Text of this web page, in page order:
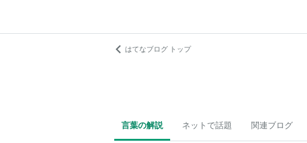
はてなブログ トップ
言葉の解説 ネットで話題 関連ブログ